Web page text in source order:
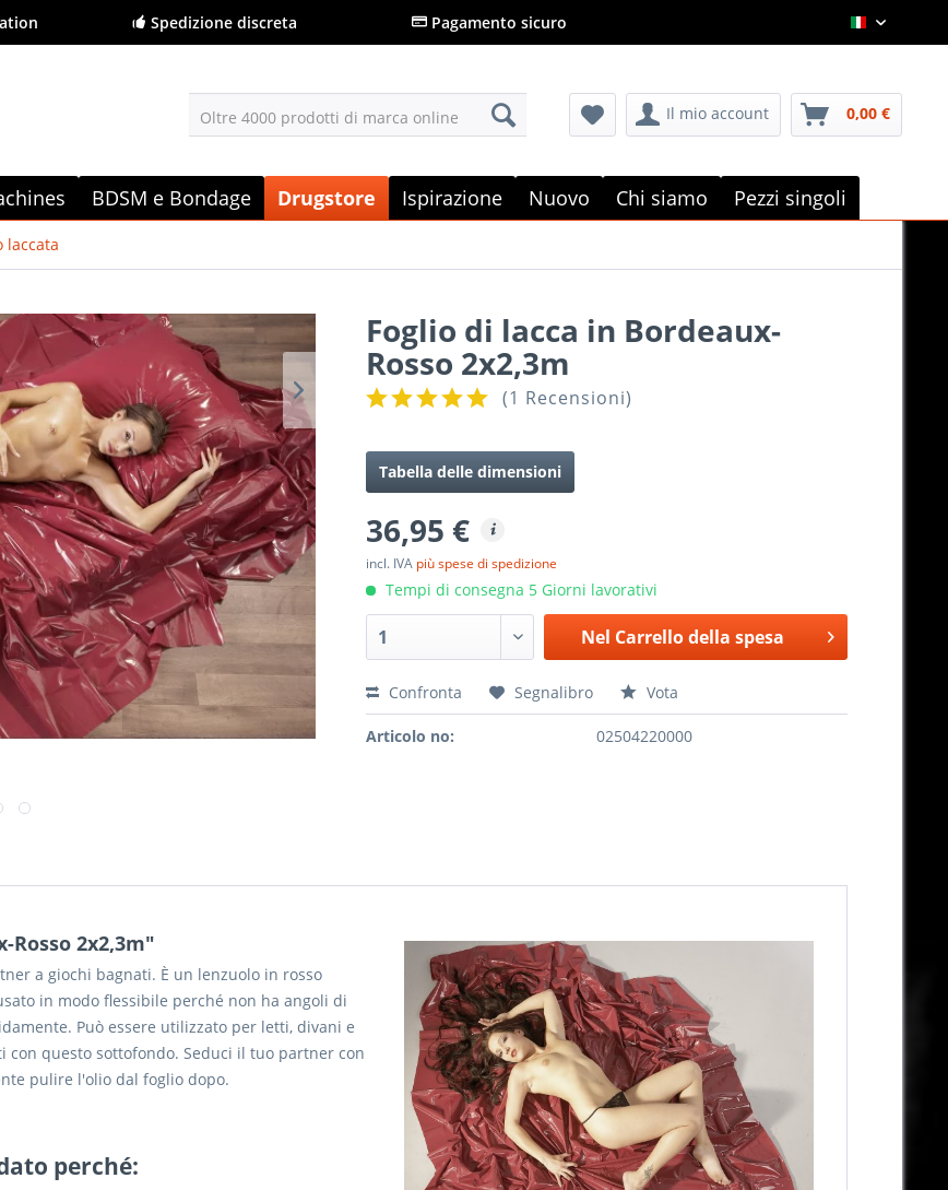
Spedizione discreta Pagamento sicuro Italian
Oltre 4000 prodotti di marca online Il mio account 0,00 €
BDSM e Bondage Drugstore Ispirazione Nuovo Chi siamo Pezzi singoli
laccata
Foglio di lacca in Bordeaux-
Rosso 2x2,3m
(1 Recensioni)
Tabella delle dimensioni
36,95 €
incl. IVA più spese di spedizione
Tempi di consegna 5 Giorni lavorativi
Nel Carrello della spesa
Confronta Segnalibro Vota
Articolo no: 02504220000
Rosso 2x2,3m"
a giochi bagnati. È un lenzuolo in rosso
in modo flessibile perché non ha angoli di
Può essere utilizzato per letti, divani e
questo sottofondo. Seduci il tuo partner con
pulire l'olio dal foglio dopo.
perché: